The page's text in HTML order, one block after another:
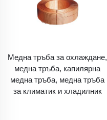
Медна тръба за охлаждане,
медна тръба, капилярна
медна тръба, медна тръба
за климатик и хладилник